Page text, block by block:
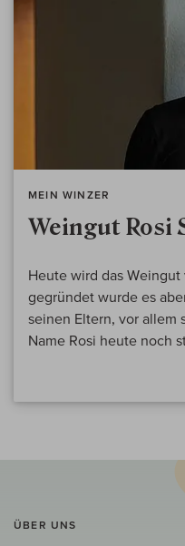
MEIN WINZER
Weingut Rosi
Heute wird das
gegründet wurde es
seinen Eltern, vor allem
Name Rosi heute noch
ÜBER UNS